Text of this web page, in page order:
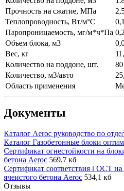
Прочность на сжатие, МПа
Теплопроводность, Вт/м°С
Паропроницаемость, мг/м*ч*Па
Объем блока, м3
Вес, кг
Количество на поддоне, шт.
80
Количество, м3/авто
Область применения
Документы
Каталог Aeroc руководство по
Каталог Газобетонные блоки
Сертификат огнестойкости на
бетона Aeroc 569,7 кб
Сертификат соответствия ГОСТ на
ячеистого бетона Aeroc 534,1 кб
Отзывы